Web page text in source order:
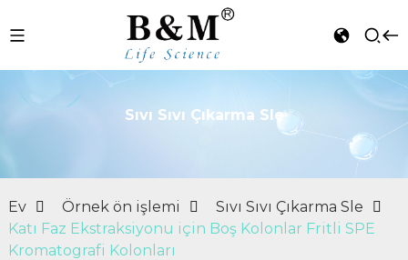
Sıvı Sıvı Çıkarma Sle
Ev Örnek ön işlemi
Sıvı Sıvı Çıkarma Sle
Katı Faz Ekstraksiyonu için Boş Kolonlar Fritli SPE
Kromatografi Kolonları